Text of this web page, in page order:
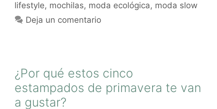
lifestyle, mochilas, moda ecológica, moda slow
Deja un comentario
¿Por qué estos cinco
estampados de primavera te van
a gustar?